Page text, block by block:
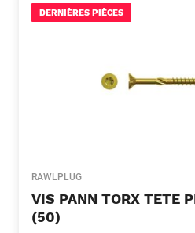
DERNIÈRES PIÈCES
RAWLPLUG
VIS PANN TORX TETE
(50)